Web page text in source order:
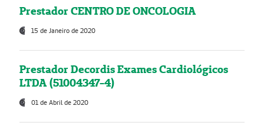
Prestador CENTRO DE ONCOLOGIA
15 de Janeiro de 2020
Prestador Decordis Exames Cardiológicos
LTDA (51004347-4)
01 de Abril de 2020